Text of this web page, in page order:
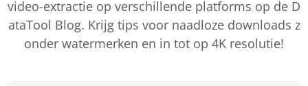
video-extractie op verschillende platforms op de D
ataTool Blog. Krijg tips voor naadloze downloads z
onder watermerken en in tot op 4K resolutie!